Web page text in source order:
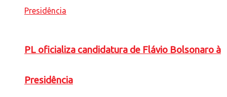
PL oficializa candidatura de Flávio Bolsonaro à
Presidência